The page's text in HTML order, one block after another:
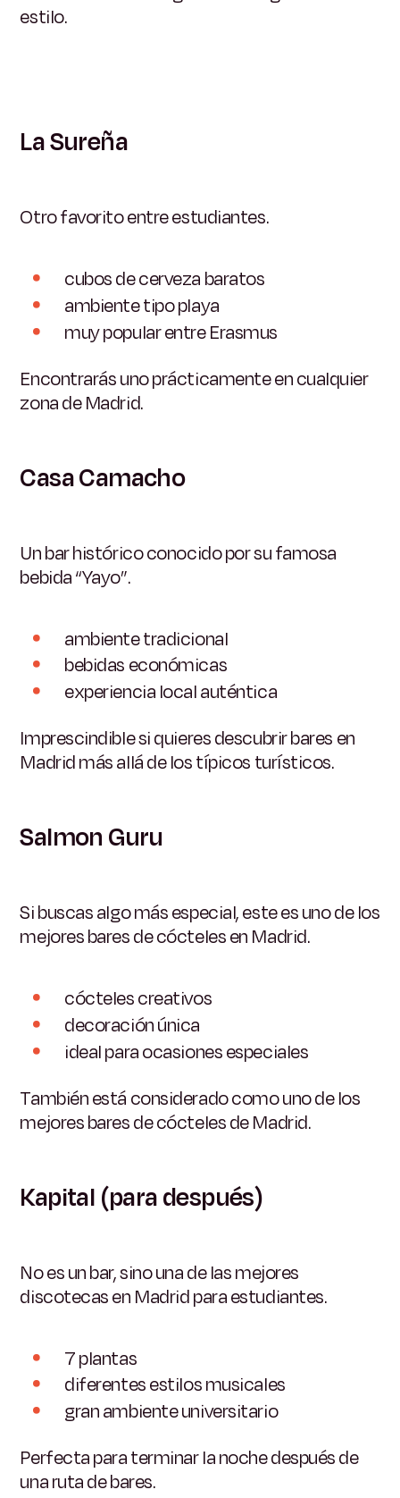
estilo.
La Sureña
Otro favorito entre estudiantes.
cubos de cerveza baratos
ambiente tipo playa
muy popular entre Erasmus
Encontrarás uno prácticamente en cualquier
zona de Madrid.
Casa Camacho
Un bar histórico conocido por su famosa
bebida “Yayo”.
ambiente tradicional
bebidas económicas
experiencia local auténtica
Imprescindible si quieres descubrir bares en
Madrid más allá de los típicos turísticos.
Salmon Guru
Si buscas algo más especial, este es uno de los
mejores bares de cócteles en Madrid.
cócteles creativos
decoración única
ideal para ocasiones especiales
También está considerado como uno de los
mejores bares de cócteles de Madrid.
Kapital (para después)
No es un bar, sino una de las mejores
discotecas en Madrid para estudiantes.
7 plantas
diferentes estilos musicales
gran ambiente universitario
Perfecta para terminar la noche después de
una ruta de bares.